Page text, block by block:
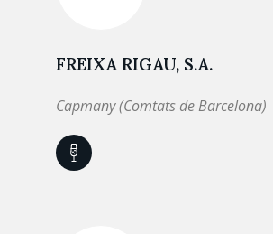
FREIXA RIGAU, S.A.
Capmany (Comtats de Barcelona)